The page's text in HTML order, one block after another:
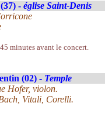
- église Saint-Denis
minutes avant le concert.
(02) - Temple
Hofer, violon.
Vitali, Corelli.